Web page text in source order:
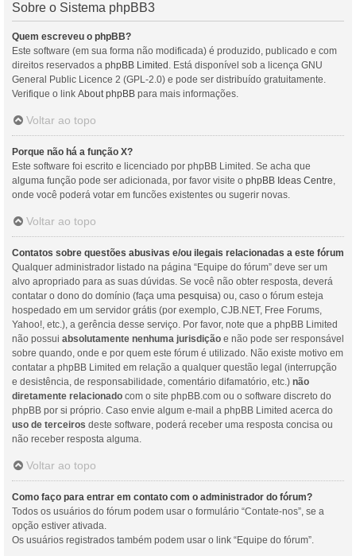
Sobre o Sistema phpBB3
Quem escreveu o phpBB?
Este software (em sua forma não modificada) é produzido, publicado e com
direitos reservados a phpBB Limited . Está disponível sob a licença GNU
General Public Licence 2 (GPL-2.0) e pode ser distribuído gratuitamente.
Verifique o link About phpBB para mais informações.
Voltar ao topo
Porque não há a função X?
Este software foi escrito e licenciado por phpBB Limited. Se acha que
alguma função pode ser adicionada, por favor visite o phpBB Ideas Centre,
onde você poderá votar em funcões existentes ou sugerir novas.
Voltar ao topo
Contatos sobre questões abusivas e/ou ilegais relacionadas a este fórum
Qualquer administrador listado na página “Equipe do fórum” deve ser um
alvo apropriado para as suas dúvidas. Se você não obter resposta, deverá
contatar o dono do domínio (faça uma pesquisa) ou, caso o fórum esteja
hospedado em um servidor grátis (por exemplo, CJB.NET, Free Forums,
Yahoo!, etc.), a gerência desse serviço. Por favor, note que a phpBB Limited
não possui absolutamente nenhuma jurisdição e não pode ser responsável
sobre quando, onde e por quem este fórum é utilizado. Não existe motivo em
contatar a phpBB Limited em relação a qualquer questão legal (interrupção
e desistência, de responsabilidade, comentário difamatório, etc.) não
diretamente relacionado com o site phpBB.com ou o software discreto do
phpBB por si próprio. Caso envie algum e-mail a phpBB Limited acerca do
uso de terceiros deste software, poderá receber uma resposta concisa ou
não receber resposta alguma.
Voltar ao topo
Como faço para entrar em contato com o administrador do fórum?
Todos os usuários do fórum podem usar o formulário “Contate-nos”, se a
opção estiver ativada.
Os usuários registrados também podem usar o link “Equipe do fórum”.